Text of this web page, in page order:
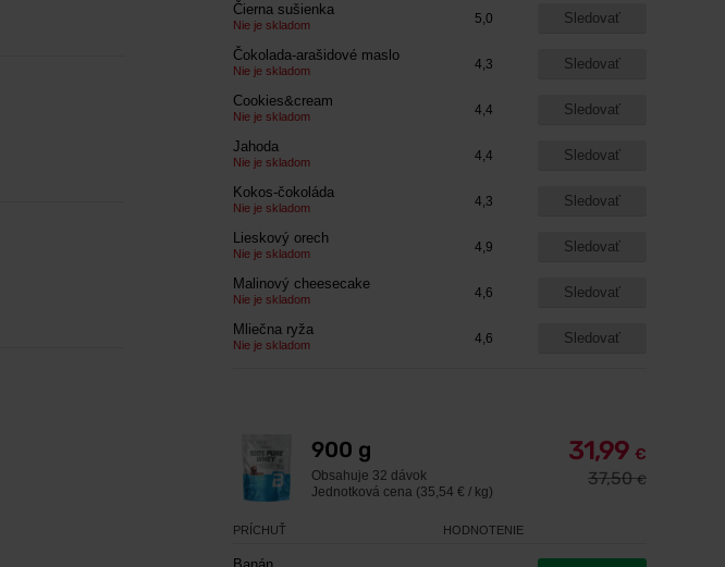
Čierna sušienka
Nie je skladom 5,0 Sledovať
Čokolada-arašidové maslo
Nie je skladom 4,3 Sledovať
Cookies&cream
Nie je skladom 4,4 Sledovať
Jahoda
Nie je skladom 4,4 Sledovať
Kokos-čokoláda
Nie je skladom 4,3 Sledovať
Lieskový orech
Nie je skladom 4,9 Sledovať
Malinový cheesecake
Nie je skladom 4,6 Sledovať
Mliečna ryža
Nie je skladom 4,6 Sledovať
900 g
Obsahuje 32 dávok
Jednotková cena (35,54 € / kg)
31,99 €
37,50€
PRÍCHUŤ HODNOTENIE